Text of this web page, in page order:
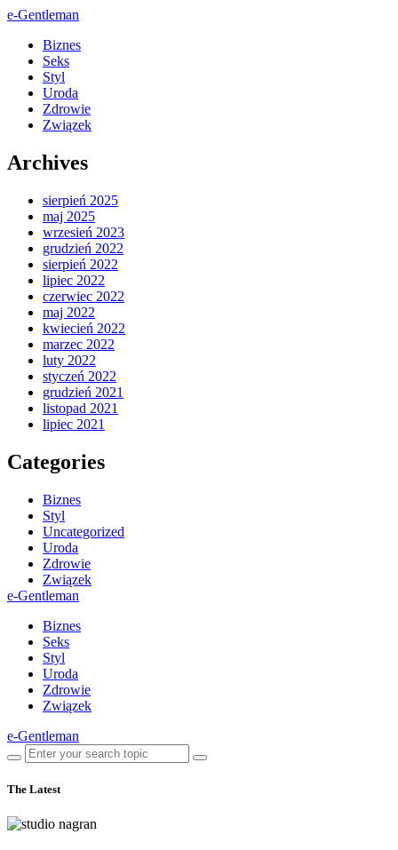
e-Gentleman
Biznes
Seks
Styl
Uroda
Zdrowie
Związek
Archives
sierpień 2025
maj 2025
wrzesień 2023
grudzień 2022
sierpień 2022
lipiec 2022
czerwiec 2022
maj 2022
kwiecień 2022
marzec 2022
luty 2022
styczeń 2022
grudzień 2021
listopad 2021
lipiec 2021
Categories
Biznes
Styl
Uncategorized
Uroda
Zdrowie
Związek
e-Gentleman
Biznes
Seks
Styl
Uroda
Zdrowie
Związek
e-Gentleman
The Latest